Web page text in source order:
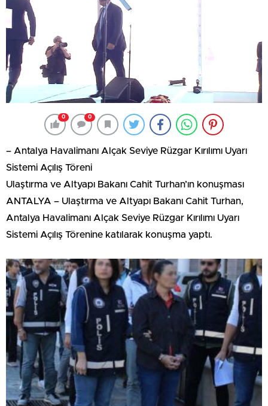
0 0
– Antalya Havalimanı Alçak Seviye Rüzgar Kırılımı Uyarı
Sistemi Açılış Töreni
Ulaştırma ve Altyapı Bakanı Cahit Turhan’ın konuşması
ANTALYA – Ulaştırma ve Altyapı Bakanı Cahit Turhan,
Antalya Havalimanı Alçak Seviye Rüzgar Kırılımı Uyarı
Sistemi Açılış Törenine katılarak konuşma yaptı.